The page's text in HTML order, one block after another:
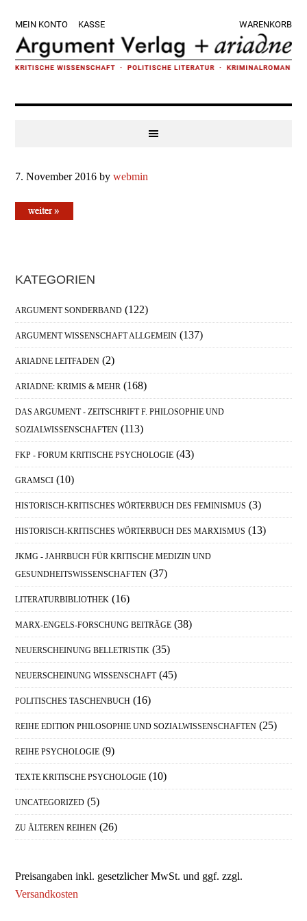
Hauptnavigation
springen
main
content
Hauptsidebar
springen
Fußzeile
springen
MEIN KONTO KASSE WARENKORB
7. November 2016 bywebmin
Haupt-
Sidebar
KATEGORIEN
ARGUMENT SONDERBAND (122)
ARGUMENT WISSENSCHAFT ALLGEMEIN (137)
ARIADNE LEITFADEN (2)
ARIADNE: KRIMIS & MEHR (168)
DAS ARGUMENT - ZEITSCHRIFT F. PHILOSOPHIE UND
SOZIALWISSENSCHAFTEN (113)
FKP - FORUM KRITISCHE PSYCHOLOGIE (43)
GRAMSCI (10)
HISTORISCH-KRITISCHES WÖRTERBUCH DES FEMINISMUS (3)
HISTORISCH-KRITISCHES WÖRTERBUCH DES MARXISMUS (13)
JKMG - JAHRBUCH FÜR KRITISCHE MEDIZIN UND
GESUNDHEITSWISSENSCHAFTEN (37)
LITERATURBIBLIOTHEK (16)
MARX-ENGELS-FORSCHUNG BEITRÄGE (38)
NEUERSCHEINUNG BELLETRISTIK (35)
NEUERSCHEINUNG WISSENSCHAFT (45)
POLITISCHES TASCHENBUCH (16)
REIHE EDITION PHILOSOPHIE UND SOZIALWISSENSCHAFTEN (25)
REIHE PSYCHOLOGIE (9)
TEXTE KRITISCHE PSYCHOLOGIE (10)
UNCATEGORIZED (5)
ZU ÄLTEREN REIHEN (26)
Preisangaben inkl. gesetzlicher MwSt. und ggf. zzgl.
Versandkosten